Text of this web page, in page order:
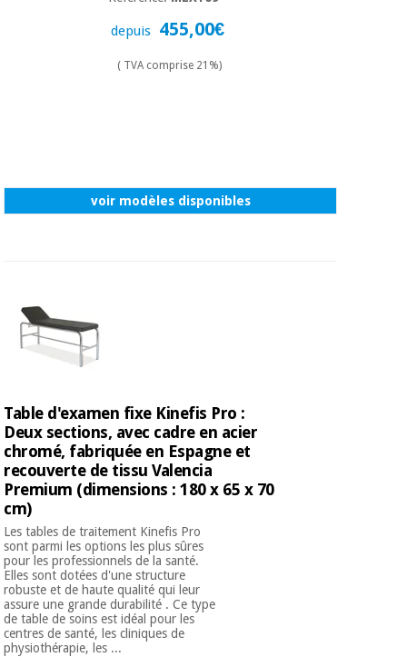
depuis 455,00€
( TVA comprise 21%)
voir modèles disponibles
Table d'examen fixe Kinefis Pro :
Deux sections, avec cadre en acier
chromé, fabriquée en Espagne et
recouverte de tissu Valencia
Premium (dimensions : 180 x 65 x 70
cm)
Les tables de traitement Kinefis Pro
sont parmi les options les plus sûres
pour les professionnels de la santé.
Elles sont dotées d'une structure
robuste et de haute qualité qui leur
assure une grande durabilité . Ce type
de table de soins est idéal pour les
centres de santé, les cliniques de
physiothérapie, les ...